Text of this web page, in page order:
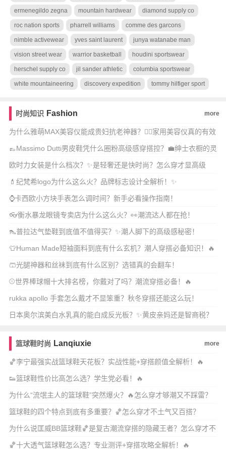
ermenegildo zegna mountain hardwear diamond supply co
roc nation sports pharrell williams comme des garcons
nimble activewear yves saint laurent junya watanabe man
vision street wear warrior basketball houdini sportswear
herschel supply co jil sander athletic columbia sportswear
white mountaineering discovery expedition tommy hilfiger sport
时尚知识 Fashion more
为什么雅萌MAX美容仪能成贵妇抗老神器？💆‍♀️家用美容仪真的有效
吗？🔥
👞Massimo Dutti男皮鞋凭什么圈粉高级感穿搭控？💼绅士衣橱的灵
魂单
欧时力女装是什么档次？✨是轻奢还是快时尚？怎么穿才显高级
感？
💄纪梵希logo为什么这么火？品牌标志设计全解析！✨
⌚卡西欧小方块手表怎么调时间？新手必看操作指南！
👓衡水暴龙眼镜专卖店为什么这么火？👀潮流达人都在抢！
👠普拉达气垫鞋到底值不值得买？✨潮人脚下的高级感秘密！
👕Human Made短袖面料到底有什么玄机？潮人穿搭必备知识！🔥
🩳光腿神器和丝袜到底有什么区别？选错真的会翻车！
⚾世界棒球帽十大排名榜，你戴对了吗？潮流穿搭必备！🔥
rukka apollo 手套怎么戴才不显笨重？秋冬穿搭还能这么玩！
日本奥尔滨美白水乳真的能白成反光板？✨黄皮亲妈还是智商税？
篮球鞋时尚 Lanqiuxie more
🏀李宁最强实战篮球鞋天花板？实战性能+穿搭颜值全解析！🔥
👟篮球鞋性价比高怎么选？学生党必看！🔥
为什么“流氓主人的篮球鞋”突然爆火？🔥怎么穿才够潮又不踩雷？
篮球鞋的四个特点到底有多重要？🏀怎么穿才不土气又百搭？
为什么说匡威BB篮球鞋🏀是复古潮流穿搭的隐藏王者？怎么穿才不
老气又chic？
🏀十大透气篮球鞋怎么选？专业测评+穿搭攻略全解析！🔥